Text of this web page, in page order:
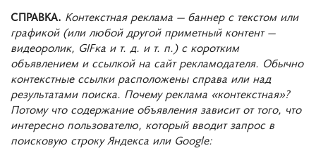
СПРАВКА. Контекстная реклама — баннер с текстом или
графикой (или любой другой приметный контент —
видеоролик, GIFка и т. д. и т. п.) с коротким
объявлением и ссылкой на сайт рекламодателя. Обычно
контекстные ссылки расположены справа или над
результатами поиска. Почему реклама «контекстная»?
Потому что содержание объявления зависит от того, что
интересно пользователю, который вводит запрос в
поисковую строку Яндекса или Google: